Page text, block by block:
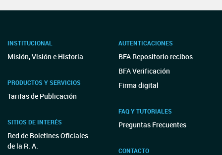
INSTITUCIONAL
Misión, Visión e Historia
PRODUCTOS Y SERVICIOS
Tarifas de Publicación
SITIOS DE INTERÉS
Red de Boletines Oficiales
de la R. A.
AUTENTICACIONES
BFA Repositorio recibos
BFA Verificación
Firma digital
FAQ Y TUTORIALES
Preguntas Frecuentes
CONTACTO